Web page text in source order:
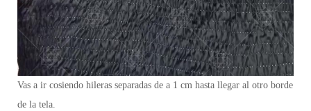
Vas a ir cosiendo hileras separadas de a 1 cm hasta llegar al otro borde
de la tela.